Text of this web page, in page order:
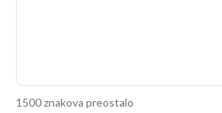
1500 znakova preostalo